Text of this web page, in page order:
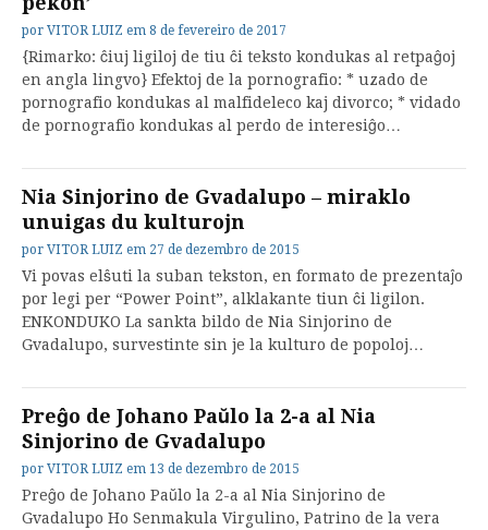
por VITOR LUIZ em 8 de fevereiro de 2017
{Rimarko: ĉiuj ligiloj de tiu ĉi teksto kondukas al retpaĝoj
en angla lingvo} Efektoj de la pornografio: * uzado de
pornografio kondukas al malfideleco kaj divorco; * vidado
de pornografio kondukas al perdo de interesiĝo…
Nia Sinjorino de Gvadalupo – miraklo
unuigas du kulturojn
por VITOR LUIZ em 27 de dezembro de 2015
Vi povas elŝuti la suban tekston, en formato de prezentaĵo
por legi per “Power Point”, alklakante tiun ĉi ligilon.
ENKONDUKO La sankta bildo de Nia Sinjorino de
Gvadalupo, survestinte sin je la kulturo de popoloj…
Preĝo de Johano Paŭlo la 2-a al Nia
Sinjorino de Gvadalupo
por VITOR LUIZ em 13 de dezembro de 2015
Preĝo de Johano Paŭlo la 2-a al Nia Sinjorino de
Gvadalupo Ho Senmakula Virgulino, Patrino de la vera